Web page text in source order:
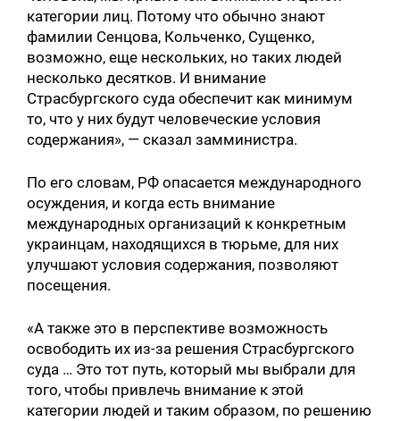
категории лиц. Потому что обычно знают
фамилии Сенцова, Кольченко, Сущенко,
возможно, еще нескольких, но таких людей
несколько десятков. И внимание
Страсбургского суда обеспечит как минимум
то, что у них будут человеческие условия
содержания», — сказал замминистра.
По его словам, РФ опасается международного
осуждения, и когда есть внимание
международных организаций к конкретным
украинцам, находящихся в тюрьме, для них
улучшают условия содержания, позволяют
посещения.
«А также это в перспективе возможность
освободить их из-за решения Страсбургского
суда … Это тот путь, который мы выбрали для
того, чтобы привлечь внимание к этой
категории людей и таким образом, по решению